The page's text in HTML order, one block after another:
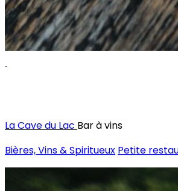
La Cave du Lac Bar à vins
Bières, Vins & Spiritueux Petite